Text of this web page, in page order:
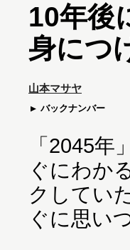
10年後
身につ
山本マサヤ
バックナンバー
「2045
ぐにわか
クしてい
ぐに思い